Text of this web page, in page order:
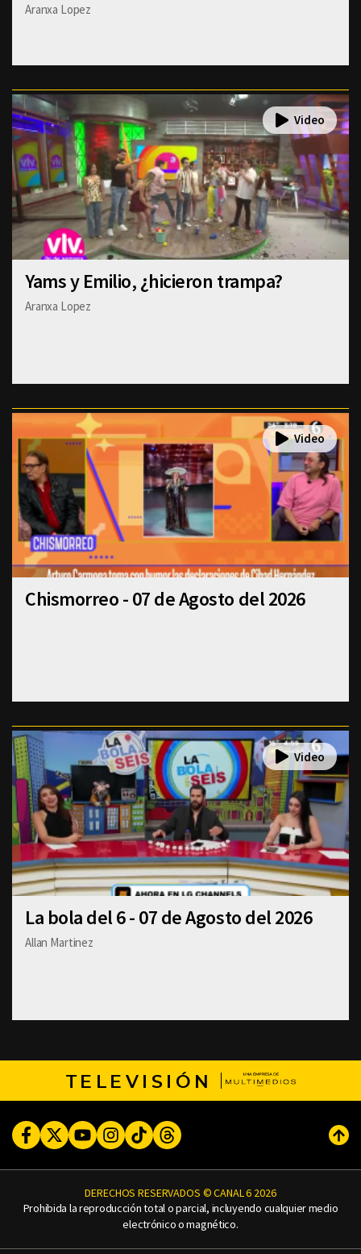
Aranxa Lopez
Yams y Emilio, ¿hicieron trampa?
Aranxa Lopez
Chismorreo - 07 de Agosto del 2026
La bola del 6 - 07 de Agosto del 2026
Allan Martinez
TELEVISIÓN
FacebookTwitterYoutubeInstagram
TikTokThreads
DERECHOS RESERVADOS © CANAL 6 2026
Prohibida la reproducción total o parcial, incluyendo cualquier medio
electrónico o magnético.